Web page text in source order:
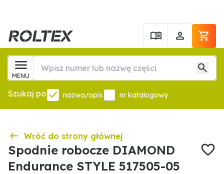
MENU
Szukaj po nazwa/opis nr katalogowy
Wróć do strony głównej
Spodnie robocze DIAMOND
Endurance STYLE 517505-05